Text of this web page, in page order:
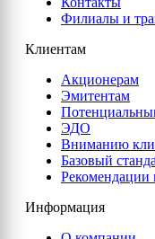
Филиалы и
Клиентам
Акционерам
Эмитентам
ЭДО
Вниманию
Базовый
Рекомендации
Информация